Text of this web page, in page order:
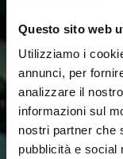
Questo sito web
Utilizziamo i
annunci, per
analizzare il
informazioni sul
nostri partner che
pubblicità e social